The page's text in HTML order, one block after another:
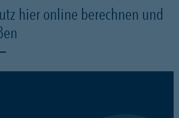
hier online berechnen und